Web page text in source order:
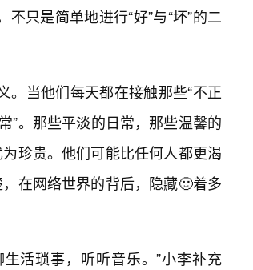
只是简单地进行“好”与“坏”的二
。当他们每天都在接触那些“不正
”。那些平淡的日常，那些温馨的
珍贵。他们可能比任何人都更渴
在网络世界的背后，隐藏🙂着多
活琐事，听听音乐。”小李补充